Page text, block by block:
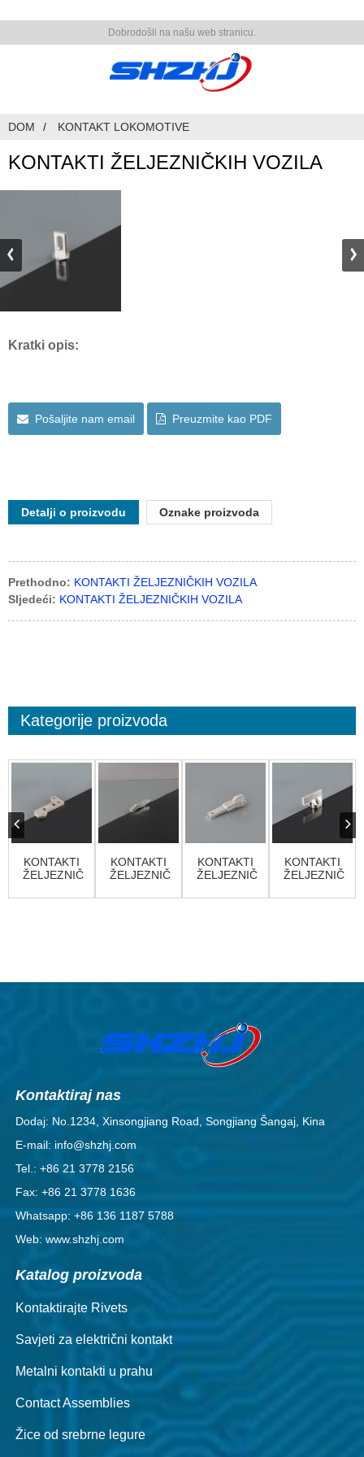
Dobrodošli na našu web stranicu.
DOM KONTAKT LOKOMOTIVE
KONTAKTI ŽELJEZNIČKIH VOZILA
Kratki opis:
Pošaljite nam email Preuzmite kao PDF
Detalji o proizvodu Oznake proizvoda
Prethodno: KONTAKTI ŽELJEZNIČKIH VOZILA
Sljedeći: KONTAKTI ŽELJEZNIČKIH VOZILA
Kategorije proizvoda
KONTAKTI
ŽELJEZNIČKIH
KONTAKTI
ŽELJEZNIČKIH
KONTAKTI
ŽELJEZNIČKIH
KONTAKTI
ŽELJEZNIČKIH
Kontaktiraj nas
Dodaj: No.1234, Xinsongjiang Road, Songjiang Šangaj, Kina
E-mail: info@shzhj.com
Tel.: +86 21 3778 2156
Fax: +86 21 3778 1636
Whatsapp: +86 136 1187 5788
Web: www.shzhj.com
Katalog proizvoda
Kontaktirajte Rivets
Savjeti za električni kontakt
Metalni kontakti u prahu
Contact Assemblies
Žice od srebrne legure